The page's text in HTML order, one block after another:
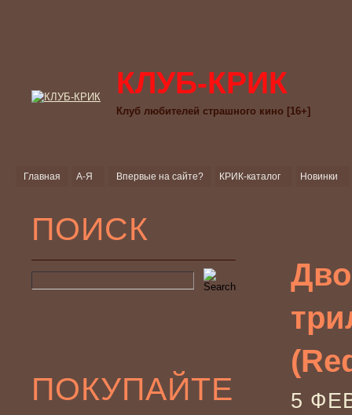
КЛУБ-КРИК
Клуб любителей страшного кино [16+]
Главная А-Я Впервые на сайте? КРИК-каталог Новинки
ПОИСК
ПОКУПАЙТЕ
5